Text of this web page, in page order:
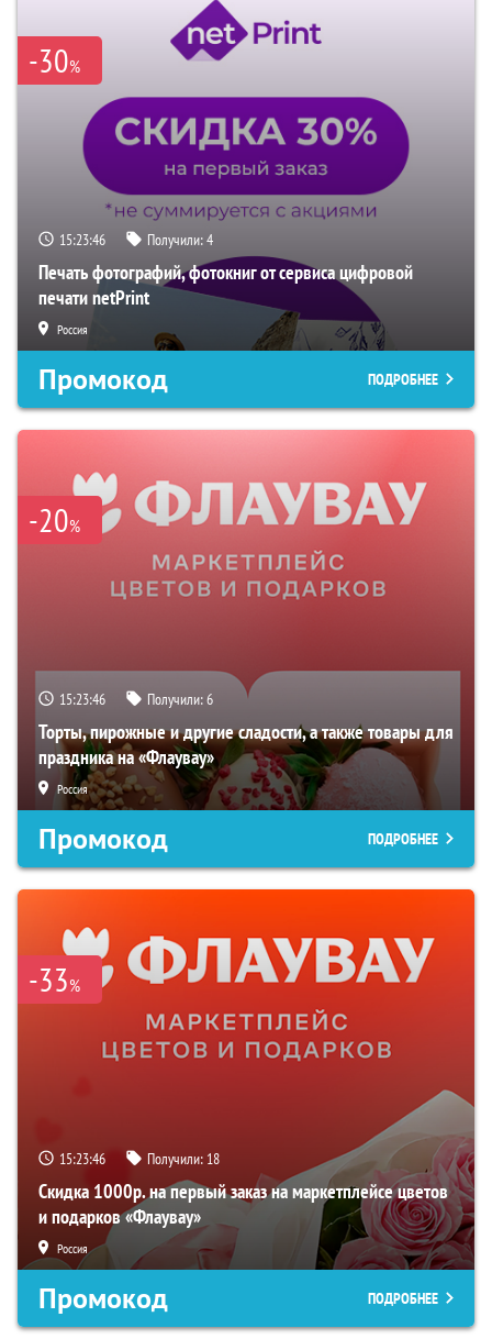
-30%
15:23:45 Получили:4
Печать фотографий, фотокниг от сервиса цифровой
печати netPrint
Россия
Промокод ПОДРОБНЕЕ
-20%
15:23:45 Получили:6
Торты, пирожные и другие сладости, а также товары для
праздника на «Флаувау»
Россия
Промокод ПОДРОБНЕЕ
-33%
15:23:45 Получили: 18
Скидка 1000р. на первый заказ на маркетплейсе цветов
и подарков «Флаувау»
Россия
Промокод ПОДРОБНЕЕ